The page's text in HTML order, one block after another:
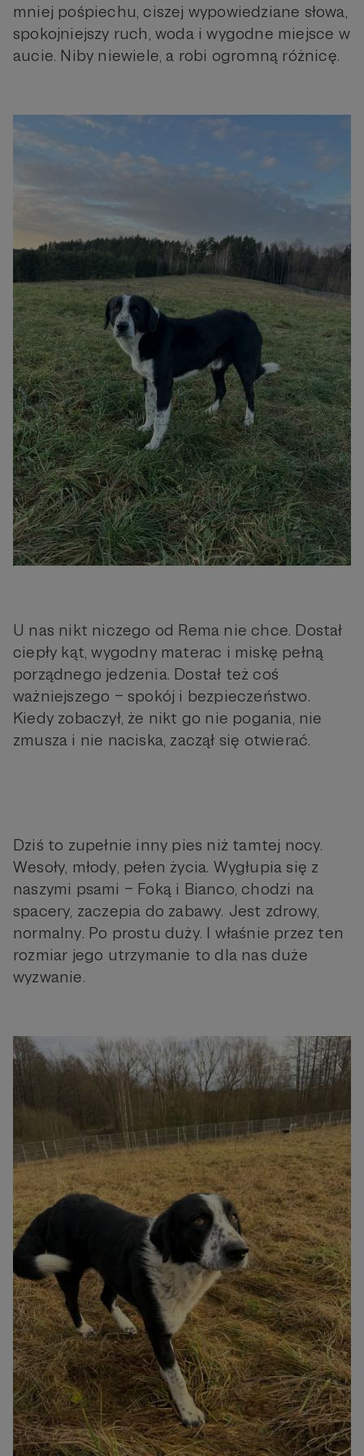
mniej pośpiechu, ciszej wypowiedziane słowa,
spokojniejszy ruch, woda i wygodne miejsce w
aucie. Niby niewiele, a robi ogromną różnicę.
U nas nikt niczego od Rema nie chce. Dostał
ciepły kąt, wygodny materac i miskę pełną
porządnego jedzenia. Dostał też coś
ważniejszego – spokój i bezpieczeństwo.
Kiedy zobaczył, że nikt go nie pogania, nie
zmusza i nie naciska, zaczął się otwierać.
Dziś to zupełnie inny pies niż tamtej nocy.
Wesoły, młody, pełen życia. Wygłupia się z
naszymi psami – Foką i Bianco, chodzi na
spacery, zaczepia do zabawy. Jest zdrowy,
normalny. Po prostu duży. I właśnie przez ten
rozmiar jego utrzymanie to dla nas duże
wyzwanie.